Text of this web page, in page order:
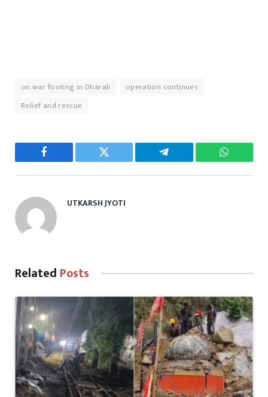
on war footing in Dharali
operation continues
Relief and rescue
Facebook Twitter Telegram
UTKARSH JYOTI
Related Posts